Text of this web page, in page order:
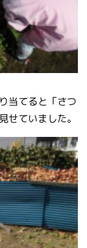
当てると「さつ
せていました。